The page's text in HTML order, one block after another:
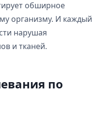
обширное
организму. И каждый
нарушая
и тканей.
по